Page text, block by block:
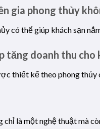
gia phong thủy
có thể giúp khách sạn
tăng doanh thu cho
thiết kế theo phong thủy
chỉ là một nghệ thuật mà